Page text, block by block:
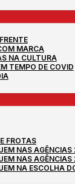
MARCA
NA CULTURA
TEMPO DE COVID
FROTAS
NAS
NAS
NA ESCOLHA